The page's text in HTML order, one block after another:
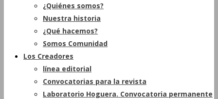
¿Quiénes somos?
Nuestra historia
¿Qué hacemos?
Somos Comunidad
Los Creadores
línea editorial
Convocatorias para la revista
Laboratorio Hoguera. Convocatoria permanente